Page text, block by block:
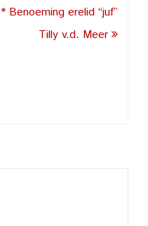
* Benoeming erelid “juf”
Tilly v.d. Meer